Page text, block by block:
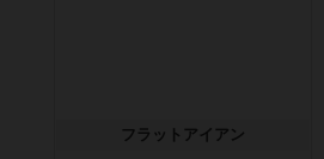
フラットアイアン